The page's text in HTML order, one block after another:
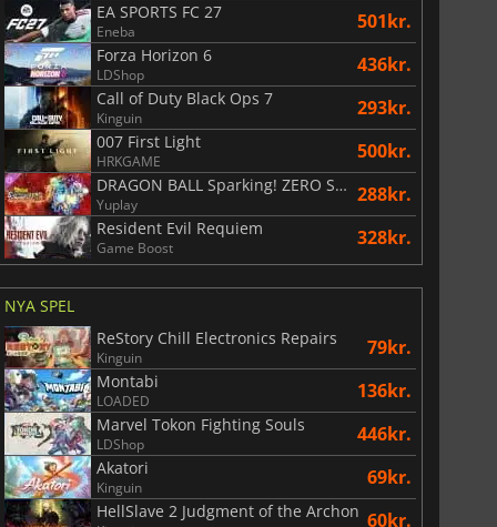
EA SPORTS FC 27
Eneba 501kr.
Forza Horizon 6
LDShop 436kr.
Call of Duty Black Ops 7
Kinguin 293kr.
007 First Light
HRKGAME 500kr.
DRAGON BALL Sparking! ZERO Super Limit Breaking NEO
Yuplay 288kr.
Resident Evil Requiem
Game Boost 328kr.
NYA SPEL
ReStory Chill Electronics Repairs
Kinguin 79kr.
Montabi
LOADED 136kr.
Marvel Tokon Fighting Souls
LDShop 446kr.
Akatori
Kinguin 69kr.
HellSlave 2 Judgment of the Archon 60kr.